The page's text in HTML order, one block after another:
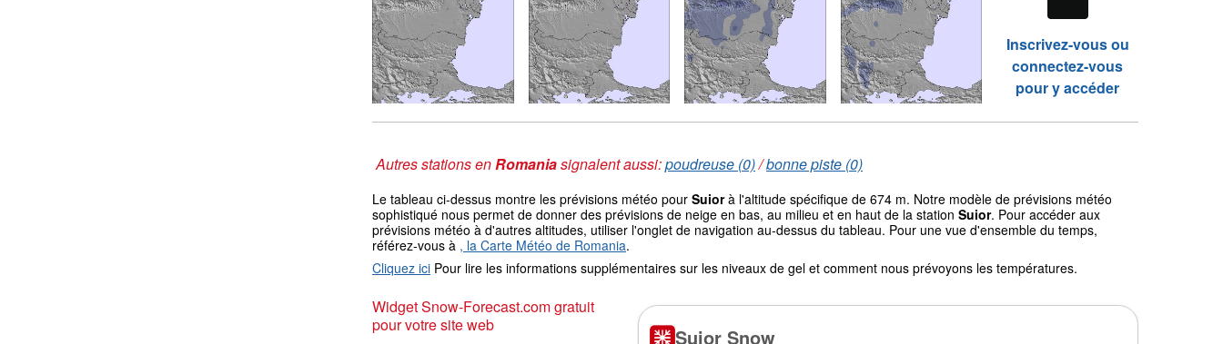
Inscrivez-vous ou
connectez-vous
pour y accéder
Autres stations enRomaniasignalent aussi:poudreuse (0)/bonne piste (0)
Le tableau ci-dessus montre les prévisions météo pour Suiorà l'altitude spécifique de 674 m. Notre modèle de prévisions météo
sophistiqué nous permet de donner des prévisions de neige en bas, au milieu et en haut de la station Suior. Pour accéder aux
prévisions météo à d'autres altitudes, utiliser l'onglet de navigation au-dessus du tableau. Pour une vue d'ensemble du temps,
référez-vous à , la Carte Météo de Romania.
Cliquez ici Pour lire les informations supplémentaires sur les niveaux de gel et comment nous prévoyons les températures.
Widget Snow-Forecast.com gratuit
pour votre site web